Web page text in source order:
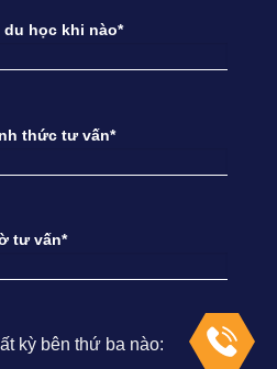
học khi nào*
thức tư vấn*
tư vấn*
kỳ bên thứ ba nào: